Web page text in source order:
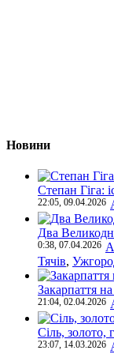
Новини
Степан Гіга:
22:05, 09.04.2026
Два
0:38, 07.04.2026
Тячів,
Закарпаття
21:04, 02.04.2026
Сіль, золото,
23:07, 14.03.2026